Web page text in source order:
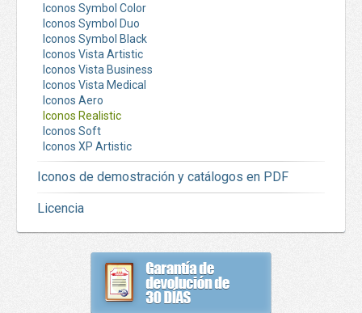
Iconos Symbol Color
Iconos Symbol Duo
Iconos Symbol Black
Iconos Vista Artistic
Iconos Vista Business
Iconos Vista Medical
Iconos Aero
Iconos Realistic
Iconos Soft
Iconos XP Artistic
Iconos de demostración y catálogos en PDF
Licencia